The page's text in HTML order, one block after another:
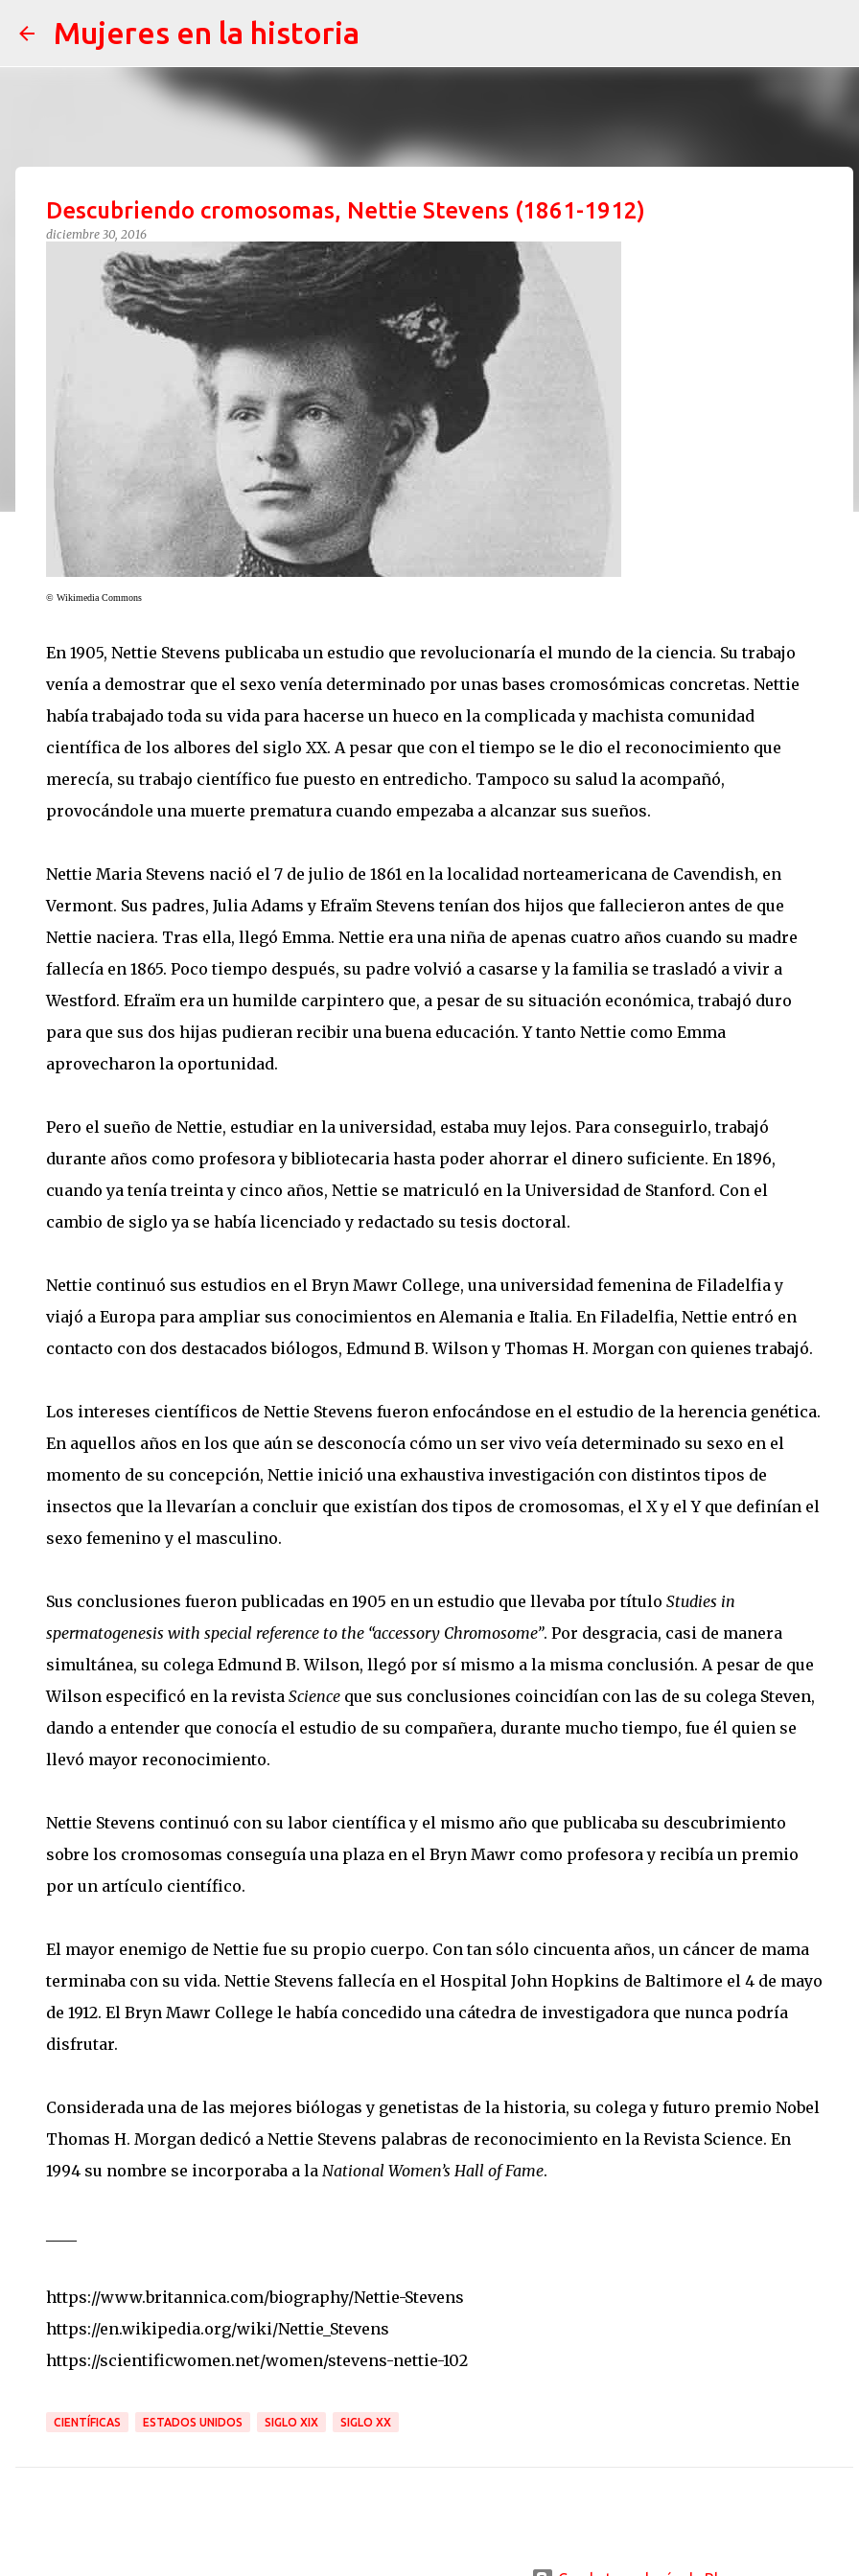
Mujeres en la historia
Descubriendo cromosomas, Nettie Stevens (1861-1912)
diciembre 30, 2016
© Wikimedia Commons
En 1905, Nettie Stevens publicaba un estudio que revolucionaría el mundo de la ciencia. Su trabajo
venía a demostrar que el sexo venía determinado por unas bases cromosómicas concretas. Nettie
había trabajado toda su vida para hacerse un hueco en la complicada y machista comunidad
científica de los albores del siglo XX. A pesar que con el tiempo se le dio el reconocimiento que
merecía, su trabajo científico fue puesto en entredicho. Tampoco su salud la acompañó,
provocándole una muerte prematura cuando empezaba a alcanzar sus sueños.
Nettie Maria Stevens nació el 7 de julio de 1861 en la localidad norteamericana de Cavendish, en
Vermont. Sus padres, Julia Adams y Efraïm Stevens tenían dos hijos que fallecieron antes de que
Nettie naciera. Tras ella, llegó Emma. Nettie era una niña de apenas cuatro años cuando su madre
fallecía en 1865. Poco tiempo después, su padre volvió a casarse y la familia se trasladó a vivir a
Westford. Efraïm era un humilde carpintero que, a pesar de su situación económica, trabajó duro
para que sus dos hijas pudieran recibir una buena educación. Y tanto Nettie como Emma
aprovecharon la oportunidad.
Pero el sueño de Nettie, estudiar en la universidad, estaba muy lejos. Para conseguirlo, trabajó
durante años como profesora y bibliotecaria hasta poder ahorrar el dinero suficiente. En 1896,
cuando ya tenía treinta y cinco años, Nettie se matriculó en la Universidad de Stanford. Con el
cambio de siglo ya se había licenciado y redactado su tesis doctoral.
Nettie continuó sus estudios en el Bryn Mawr College, una universidad femenina de Filadelfia y
viajó a Europa para ampliar sus conocimientos en Alemania e Italia. En Filadelfia, Nettie entró en
contacto con dos destacados biólogos, Edmund B. Wilson y Thomas H. Morgan con quienes trabajó.
Los intereses científicos de Nettie Stevens fueron enfocándose en el estudio de la herencia genética.
En aquellos años en los que aún se desconocía cómo un ser vivo veía determinado su sexo en el
momento de su concepción, Nettie inició una exhaustiva investigación con distintos tipos de
insectos que la llevarían a concluir que existían dos tipos de cromosomas, el X y el Y que definían el
sexo femenino y el masculino.
Sus conclusiones fueron publicadas en 1905 en un estudio que llevaba por título Studies in
spermatogenesis with special reference to the “accessory Chromosome”. Por desgracia, casi de manera
simultánea, su colega Edmund B. Wilson, llegó por sí mismo a la misma conclusión. A pesar de que
Wilson especificó en la revista Science que sus conclusiones coincidían con las de su colega Steven,
dando a entender que conocía el estudio de su compañera, durante mucho tiempo, fue él quien se
llevó mayor reconocimiento.
Nettie Stevens continuó con su labor científica y el mismo año que publicaba su descubrimiento
sobre los cromosomas conseguía una plaza en el Bryn Mawr como profesora y recibía un premio
por un artículo científico.
El mayor enemigo de Nettie fue su propio cuerpo. Con tan sólo cincuenta años, un cáncer de mama
terminaba con su vida. Nettie Stevens fallecía en el Hospital John Hopkins de Baltimore el 4 de mayo
de 1912. El Bryn Mawr College le había concedido una cátedra de investigadora que nunca podría
disfrutar.
Considerada una de las mejores biólogas y genetistas de la historia, su colega y futuro premio Nobel
Thomas H. Morgan dedicó a Nettie Stevens palabras de reconocimiento en la Revista Science. En
1994 su nombre se incorporaba a la National Women’s Hall of Fame.
https://www.britannica.com/biography/Nettie-Stevens
https://en.wikipedia.org/wiki/Nettie_Stevens
https://scientificwomen.net/women/stevens-nettie-102
CIENTÍFICAS ESTADOS UNIDOS SIGLO XIX SIGLO XX